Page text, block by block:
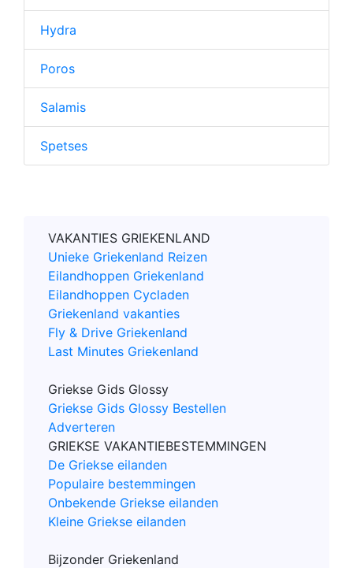
Hydra
Poros
Salamis
Spetses
VAKANTIES GRIEKENLAND
Unieke Griekenland Reizen
Eilandhoppen Griekenland
Eilandhoppen Cycladen
Griekenland vakanties
Fly & Drive Griekenland
Last Minutes Griekenland
Griekse Gids Glossy
Griekse Gids Glossy Bestellen
Adverteren
GRIEKSE VAKANTIEBESTEMMINGEN
De Griekse eilanden
Populaire bestemmingen
Onbekende Griekse eilanden
Kleine Griekse eilanden
Bijzonder Griekenland